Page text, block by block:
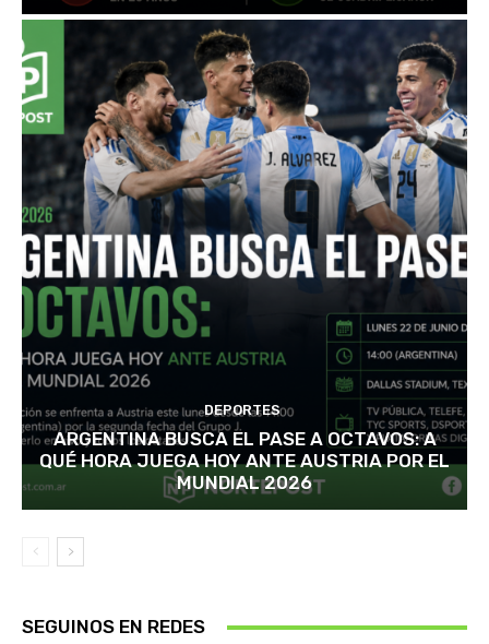
DEPORTES
ARGENTINA BUSCA EL PASE A OCTAVOS: A
QUÉ HORA JUEGA HOY ANTE AUSTRIA POR EL
MUNDIAL 2026
SEGUINOS EN REDES